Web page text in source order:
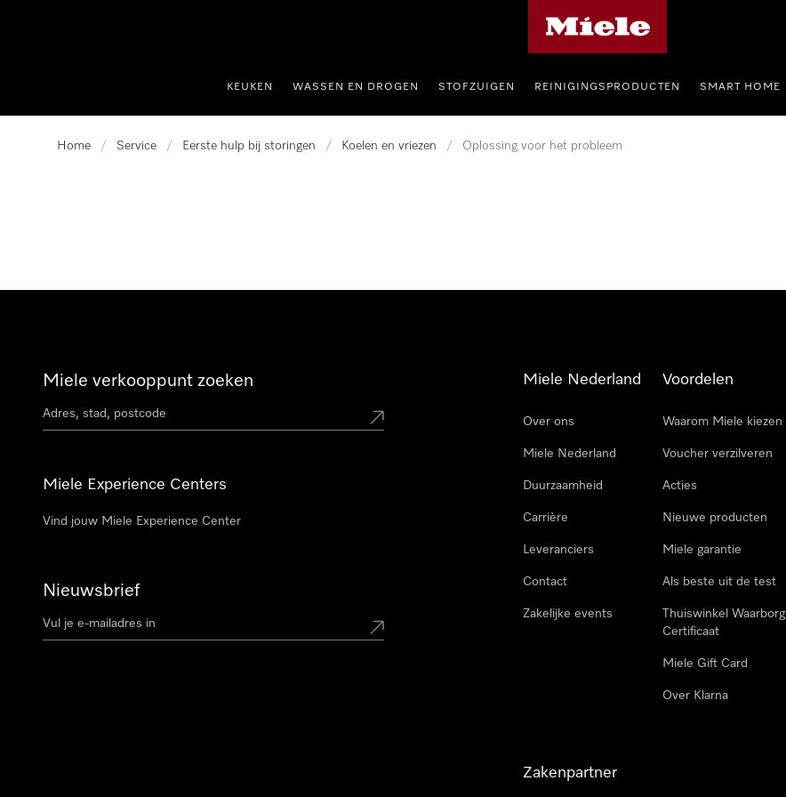
KEUKEN WASSEN EN DROGEN STOFZUIGEN REINIGINGSPRODUCTEN SMART HOME
Home / Service / Eerste hulp bij storingen / Koelen en vriezen / Oplossing voor het probleem
Miele verkooppunt zoeken
Miele Experience Centers
Vind jouw Miele Experience Center
Nieuwsbrief
Miele Nederland
Over ons
Miele Nederland
Duurzaamheid
Carrière
Leveranciers
Contact
Zakelijke events
Voordelen
Waarom Miele kiezen
Voucher verzilveren
Acties
Nieuwe producten
Miele garantie
Als beste uit de test
Thuiswinkel Waarborg
Certificaat
Miele Gift Card
Over Klarna
Zakenpartner